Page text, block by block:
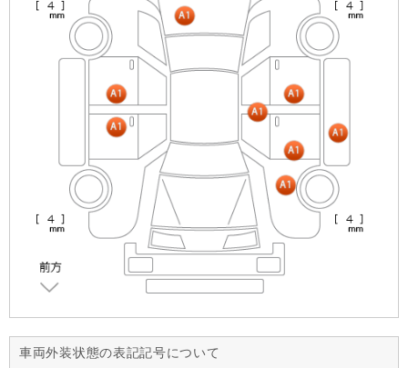
車両外装状態の表記記号について